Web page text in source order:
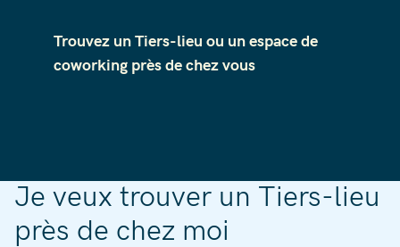
Trouvez un Tiers-lieu ou un espace de
coworking près de chez vous
Je veux trouver un Tiers-lieu
près de chez moi